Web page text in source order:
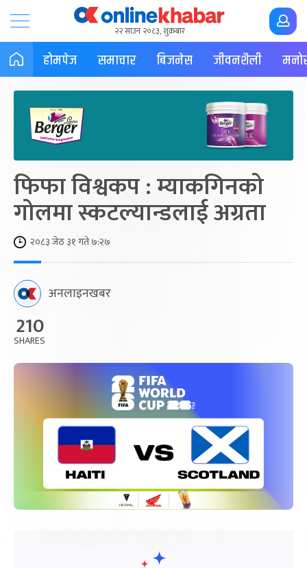
२२ साउन २०८३, शुक्रबार
होमपेज समाचार बिजनेस जीवनशैली
फिफा विश्वकप : म्याकगिनको
गोलमा स्कटल्यान्डलाई अग्रता
२०८३ जेठ ३१ गते ७:२७
अनलाइनखबर
210
SHARES